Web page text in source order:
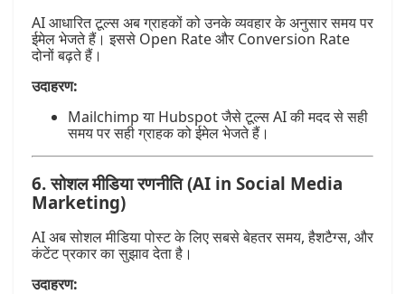
AI आधारित टूल्स अब ग्राहकों को उनके व्यवहार के अनुसार समय पर
ईमेल भेजते हैं। इससे Open Rate और Conversion Rate
दोनों बढ़ते हैं।
उदाहरण:
Mailchimp या Hubspot जैसे टूल्स AI की मदद से सही
समय पर सही ग्राहक को ईमेल भेजते हैं।
6.सोशल मीडिया रणनीति (AI in Social Media
Marketing)
AI अब सोशल मीडिया पोस्ट के लिए सबसे बेहतर समय, हैशटैग्स, और
कंटेंट प्रकार का सुझाव देता है।
उदाहरण: